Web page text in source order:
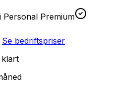
Personal Premium
Se bedriftspriser
klart